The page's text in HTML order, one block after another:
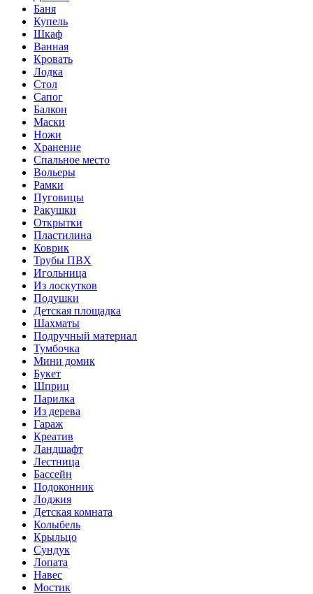
Баня
Купель
Шкаф
Ванная
Кровать
Лодка
Стол
Сапог
Балкон
Маски
Ножи
Хранение
Спальное место
Вольеры
Рамки
Пуговицы
Ракушки
Открытки
Пластилина
Коврик
Трубы ПВХ
Игольница
Из лоскутков
Подушки
Детская площадка
Шахматы
Подручный материал
Тумбочка
Мини домик
Букет
Шприц
Парилка
Из дерева
Гараж
Креатив
Ландшафт
Лестница
Бассейн
Подоконник
Лоджия
Детская комната
Колыбель
Крыльцо
Сундук
Лопата
Навес
Мостик